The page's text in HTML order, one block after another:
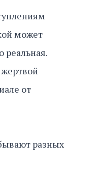
может
реальная.
от
разных